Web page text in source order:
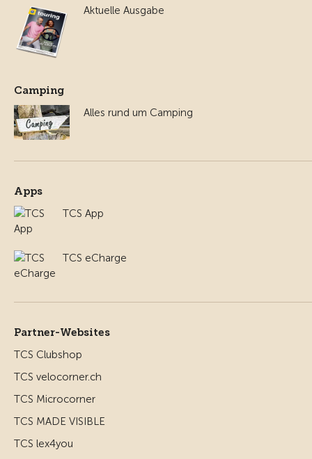
Aktuelle Ausgabe
Camping
Alles rund um Camping
Apps
TCS App
TCS eCharge
Partner-Websites
TCS Clubshop
TCS velocorner.ch
TCS Microcorner
TCS MADE VISIBLE
TCS lex4you